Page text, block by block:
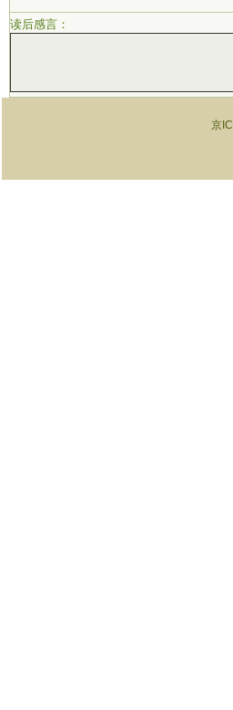
读后感言：
京